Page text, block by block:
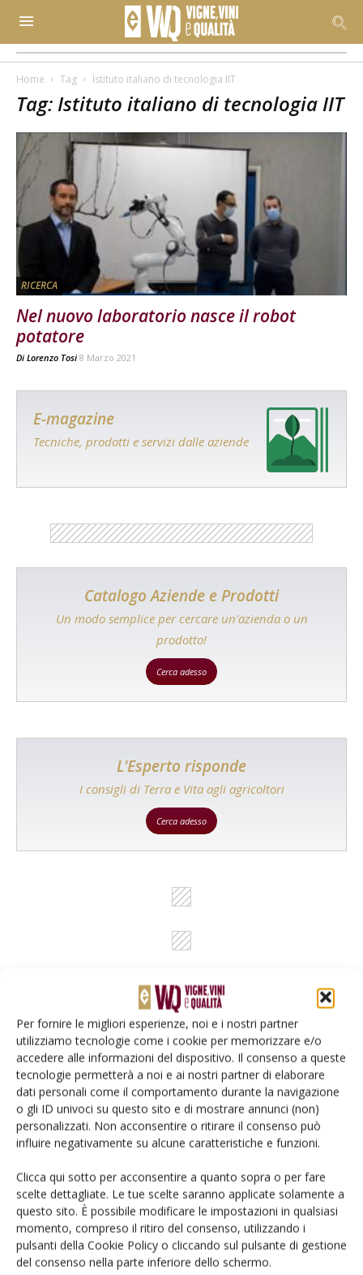
Per fornire le migliori esperienze, noi e i nostri partner
utilizziamo tecnologie come i cookie per memorizzare e/o
accedere alle informazioni del dispositivo. Il consenso a queste
tecnologie permetterà a noi e ai nostri partner di elaborare
dati personali come il comportamento durante la navigazione
o gli ID univoci su questo sito e di mostrare annunci (non)
personalizzati. Non acconsentire o ritirare il consenso può
influire negativamente su alcune caratteristiche e funzioni.
Clicca qui sotto per acconsentire a quanto sopra o per fare
scelte dettagliate. Le tue scelte saranno applicate solamente a
questo sito. È possibile modificare le impostazioni in qualsiasi
momento, compreso il ritiro del consenso, utilizzando i
pulsanti della Cookie Policy o cliccando sul pulsante di gestione
del consenso nella parte inferiore dello schermo.
Home Tag Istituto italiano di tecnologia IIT
Tag: Istituto italiano di tecnologia IIT
RICERCA
Nel nuovo laboratorio nasce il robot
potatore
Di Lorenzo Tosi 8 Marzo 2021
E-magazine
Tecniche, prodotti e servizi dalle aziende
Catalogo Aziende e Prodotti
Un modo semplice per cercare un'azienda o un
prodotto!
Cerca adesso
L'Esperto risponde
I consigli di Terra e Vita agli agricoltori
Cerca adesso
Rimani aggiornato sul mondo
dell’agricoltura
Iscriviti alle nostre newsletter